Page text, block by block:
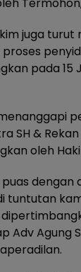
juga
pada 15
SH &
oleh
puas
tuntutan
Adv Agung